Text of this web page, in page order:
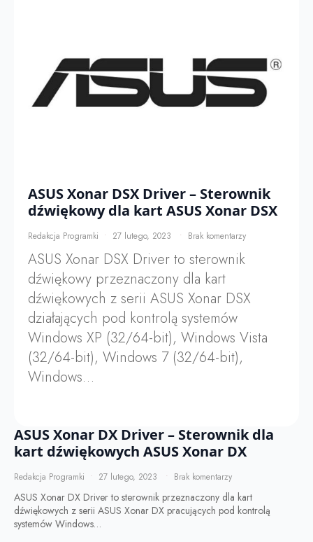
ASUS Xonar DSX Driver – Sterownik
dźwiękowy dla kart ASUS Xonar DSX
Redakcja Programki 27 lutego, 2023 Brak komentarzy
ASUS Xonar DSX Driver to sterownik
dźwiękowy przeznaczony dla kart
dźwiękowych z serii ASUS Xonar DSX
działających pod kontrolą systemów
Windows XP (32/64-bit), Windows Vista
(32/64-bit), Windows 7 (32/64-bit),
Windows…
ASUS Xonar DX Driver – Sterownik dla
kart dźwiękowych ASUS Xonar DX
Redakcja Programki 27 lutego, 2023 Brak komentarzy
ASUS Xonar DX Driver to sterownik przeznaczony dla kart
dźwiękowych z serii ASUS Xonar DX pracujących pod kontrolą
systemów Windows…